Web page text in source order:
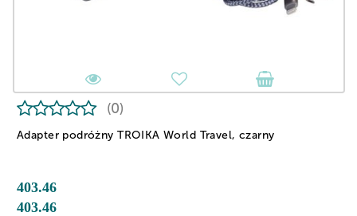
Adapter podróżny TROIKA World Travel, czarny
(0)
403.46
403.46